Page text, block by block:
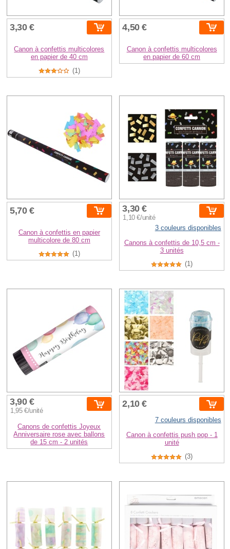
3,30 €
Canon à confettis multicolores
en papier de 40 cm
(1)
4,50 €
Canon à confettis multicolores
en papier de 60 cm
5,70 €
Canon à confettis en papier
multicolore de 80 cm
(1)
3,30 €
1,10 €/unité
3 couleurs disponibles
Canons à confettis de 10,5 cm -
3 unités
(1)
3,90 €
1,95 €/unité
Canons de confettis Joyeux
Anniversaire rose avec ballons
de 15 cm - 2 unités
2,10 €
7 couleurs disponibles
Canon à confettis push pop - 1
unité
(3)